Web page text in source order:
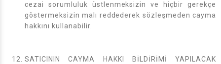
cezai sorumluluk üstlenmeksizin ve hiçbir gerekçe
göstermeksizin malı reddederek sözleşmeden cayma
hakkını kullanabilir.
SATICININ CAYMA HAKKI BİLDİRİMİ YAPILACAK